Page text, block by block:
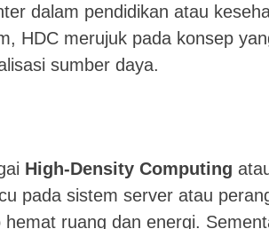
dalam pendidikan atau
HDC merujuk pada konsep
sumber daya.
High-Density Computing
pada sistem server atau
ruang dan energi.